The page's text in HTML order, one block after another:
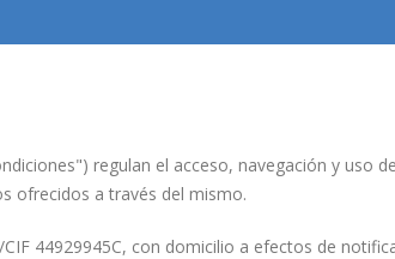
regulan el acceso, navegación y uso
ofrecidos a través del mismo.
44929945C, con domicilio a efectos de